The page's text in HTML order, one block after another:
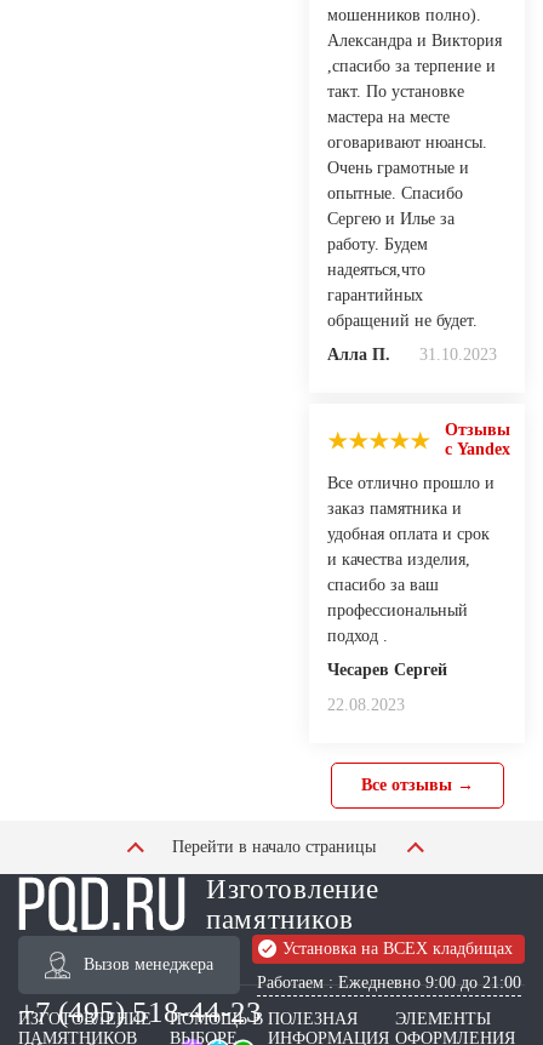
мошенников полно).
Александра и Виктория
,спасибо за терпение и
такт. По установке
мастера на месте
оговаривают нюансы.
Очень грамотные и
опытные. Спасибо
Сергею и Илье за
работу. Будем
надеяться,что
гарантийных
обращений не будет.
Алла П.
31.10.2023
Отзывы
с Yandex
Все отлично прошло и
заказ памятника и
удобная оплата и срок
и качества изделия,
спасибо за ваш
профессиональный
подход .
Чесарев Сергей
22.08.2023
Все отзывы →
Перейти в начало страницы
Изготовление
памятников
Вызов менеджера
Установка на ВСЕХ кладбищах
Работаем : Ежедневно 9:00 до 21:00
+7 (495) 518-44-23
ИЗГОТОВЛЕНИЕ
ПАМЯТНИКОВ
ПОМОЩЬ В
ВЫБОРЕ
ПОЛЕЗНАЯ
ИНФОРМАЦИЯ
ЭЛЕМЕНТЫ
ОФОРМЛЕНИЯ